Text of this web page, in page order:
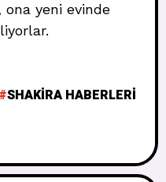
yeni evinde
SHAKIRA HABERLERI